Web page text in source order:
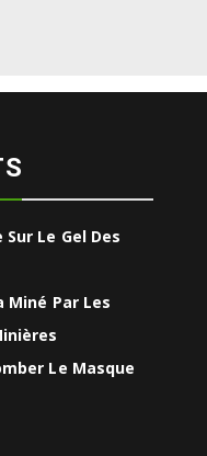
Sur Le Gel Des
Miné Par Les
Le Masque